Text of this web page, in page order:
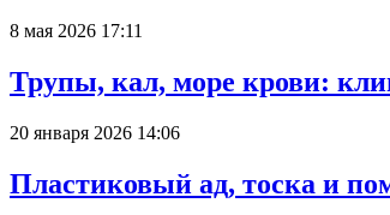
8 мая 2026 17:11
Трупы, кал, море крови:
20 января 2026 14:06
Пластиковый ад, тоска и